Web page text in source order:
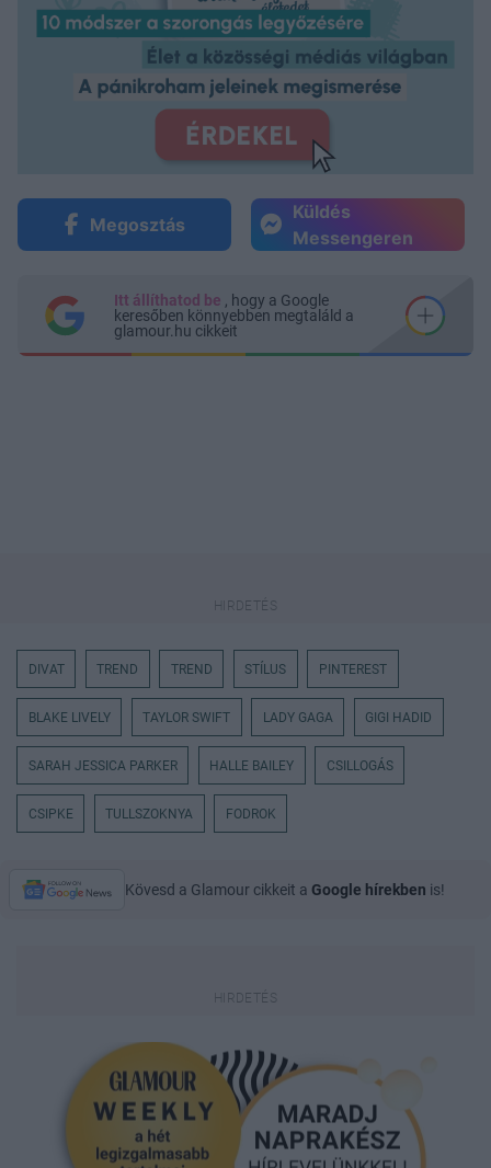
Megosztás
Küldés
Messengeren
Itt állíthatod be , hogy a Google
keresőben könnyebben megtaláld a
glamour.hu cikkeit
DIVAT TREND TREND STÍLUS PINTEREST
BLAKE LIVELY TAYLOR SWIFT LADY GAGA GIGI HADID
SARAH JESSICA PARKER HALLE BAILEY CSILLOGÁS
CSIPKE TULLSZOKNYA FODROK
Kövesd a Glamour cikkeit a Google hírekben is!